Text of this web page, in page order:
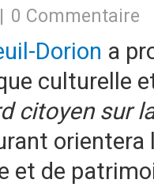
0 Commentaire
Dorion a
culturelle
citoyen sur
orientera
et de